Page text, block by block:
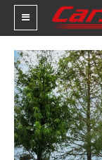
新車價格
車市新聞
賽車新聞